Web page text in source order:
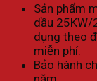
Sản phẩm
dầu 25KW/
dụng theo
miễn phí.
Bảo hành